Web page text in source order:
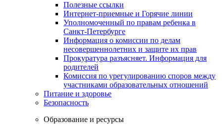
Полезные ссылки
Интернет-приемные и Горячие линии
Уполномоченный по правам ребенка в
Санкт-Петербурге
Информация о комиссии по делам
несовершеннолетних и защите их прав
Прокуратура разъясняет. Информация для
родителей
Комиссия по урегулированию споров между
участниками образовательных отношений
Питание и здоровье
Безопасность
Образование и ресурсы